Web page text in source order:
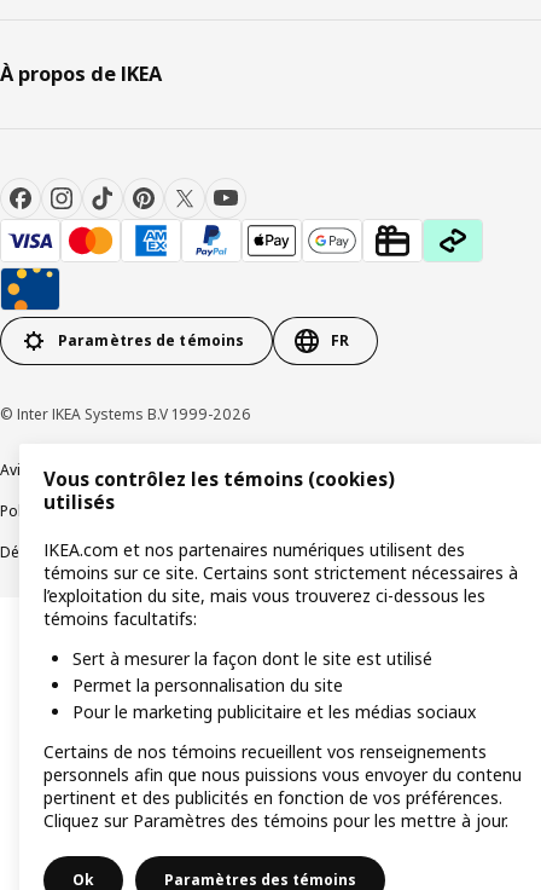
À propos de IKEA
Paramètres de témoins FR
© Inter IKEA Systems B.V 1999-2026
Avis de confidentialitéTémoins de connexion
Politique de divulgation responsable
Déclaration sur le travail forcé et les enfantsAccessibilité
Vous contrôlez les témoins (cookies)
utilisés
IKEA.com et nos partenaires numériques utilisent des
témoins sur ce site. Certains sont strictement nécessaires à
l’exploitation du site, mais vous trouverez ci-dessous les
témoins facultatifs:
Sert à mesurer la façon dont le site est utilisé
Permet la personnalisation du site
Pour le marketing publicitaire et les médias sociaux
Certains de nos témoins recueillent vos renseignements
personnels afin que nous puissions vous envoyer du contenu
pertinent et des publicités en fonction de vos préférences.
Cliquez sur Paramètres des témoins pour les mettre à jour.
Ok Paramètres des témoins